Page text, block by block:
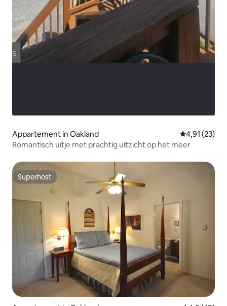
Appartement in Oakland Gemiddelde
4,91 (23)
Romantisch uitje met prachtig uitzicht op het meer
Superhost
Superhost